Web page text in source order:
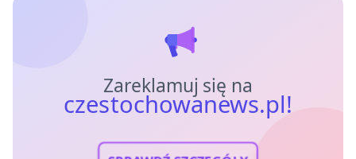
Zareklamuj się na
czestochowanews.pl!